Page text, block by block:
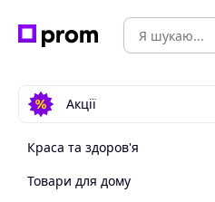
Акції
Краса та здоров'я
Товари для дому